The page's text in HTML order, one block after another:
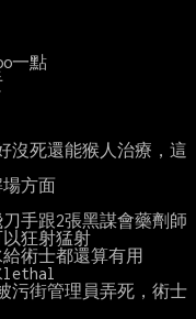
一點
沒死還能猴人治療，這
方面
手跟2張黑謀會藥劑師
狂射猛射
術士都還算有用
lethal
污街管理員弄死，術士